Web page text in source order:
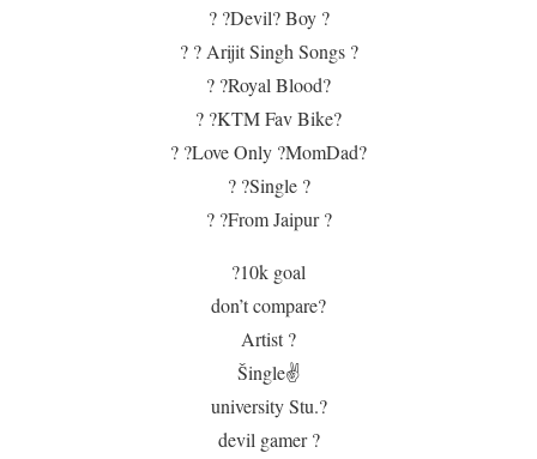
? ?Devil? Boy ?
? ? Arijit Singh Songs ?
? ?Royal Blood?
? ?KTM Fav Bike?
? ?Love Only ?MomDad?
? ?Single ?
? ?From Jaipur ?
?10k goal
don’t compare?
Artist ?
Šingle✌
university Stu.?
devil gamer ?